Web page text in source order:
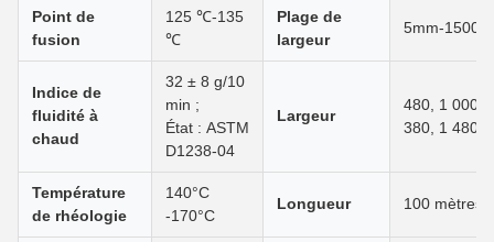
Point de
fusion
125 ℃-135
℃
Plage de
largeur
5mm-
Indice de
fluidité à
chaud
32 ± 8 g/10
min ;
État : ASTM
D1238-04
Largeur
480, 1 000,
380, 1 480
Température
de rhéologie
140°C
-170°C
Longueur 100 mètres